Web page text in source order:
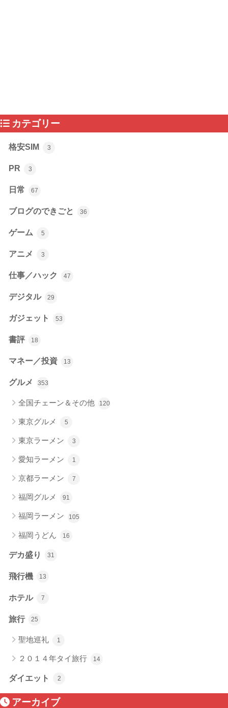
カテゴリー
格安SIM 3
PR 3
日常 67
ブログのできごと 36
ゲーム 5
アニメ 3
仕事／ハック 47
デジタル 29
ガジェット 53
書評 18
マネー／投資 13
グルメ 353
全国チェーン＆その他 120
東京グルメ 5
東京ラーメン 3
愛知ラーメン 1
京都ラーメン 7
福岡グルメ 91
福岡ラーメン 105
福岡うどん 16
デカ盛り 31
飛行機 13
ホテル 7
旅行 25
聖地巡礼 1
２０１４年タイ旅行 14
ダイエット 2
アーカイブ